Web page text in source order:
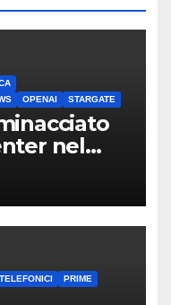
OPENAI STARGATE
nel
PRIME